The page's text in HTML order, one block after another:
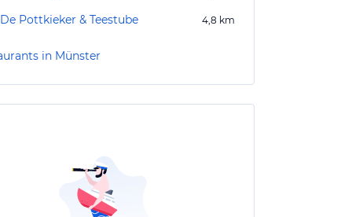
Pottkieker & Teestube 4,8 km
in Münster